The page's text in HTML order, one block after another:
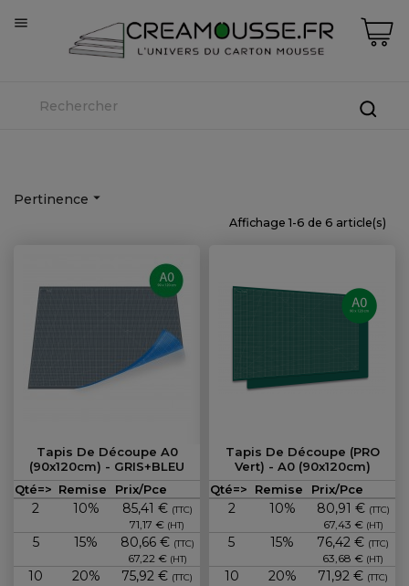

Pertinence 
Affichage 1-6 de 6 article(s)
Tapis De Découpe A0
(90x120cm) - GRIS+BLEU
Prix
Qté=> Remise Prix/Pce
2 10% 85,41 € (TTC)
71,17 € (HT)
5 15% 80,66 € (TTC)
67,22 € (HT)
10 20% 75,92 € (TTC)
Tapis De Découpe (PRO
Vert) - A0 (90x120cm)
Prix
Qté=> Remise Prix/Pce
2 10% 80,91 € (TTC)
67,43 € (HT)
5 15% 76,42 € (TTC)
63,68 € (HT)
10 20% 71,92 € (TTC)